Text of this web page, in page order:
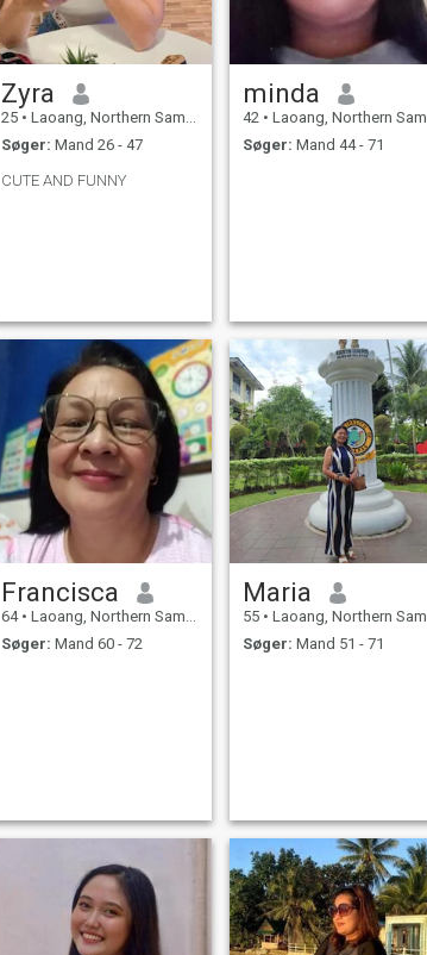
Zyra
25 • Laoang, Northern Samar, Filippinerne
Søger: Mand 26 - 47
CUTE AND FUNNY
minda
42 • Laoang, Northern Samar, Filippinerne
Søger: Mand 44 - 71
Francisca
64 • Laoang, Northern Samar, Filippinerne
Søger: Mand 60 - 72
Maria
55 • Laoang, Northern Samar, Filippinerne
Søger: Mand 51 - 71